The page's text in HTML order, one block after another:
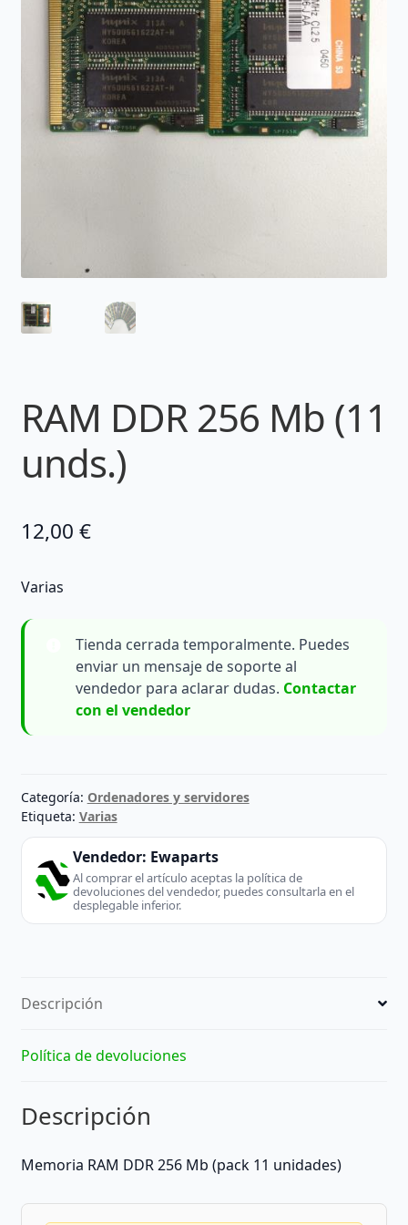
RAM DDR 256 Mb (11
unds.)
12,00 €
Varias
Tienda cerrada temporalmente. Puedes
enviar un mensaje de soporte al
vendedor para aclarar dudas. Contactar
con el vendedor
Categoría: Ordenadores y servidores
Etiqueta: Varias
Vendedor: Ewaparts
Al comprar el artículo aceptas la política de
devoluciones del vendedor, puedes consultarla en el
desplegable inferior.
Descripción
Política de devoluciones
Descripción
Memoria RAM DDR 256 Mb (pack 11 unidades)